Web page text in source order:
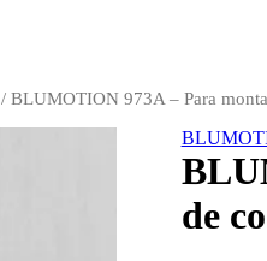
/ BLUMOTION 973A – Para
de